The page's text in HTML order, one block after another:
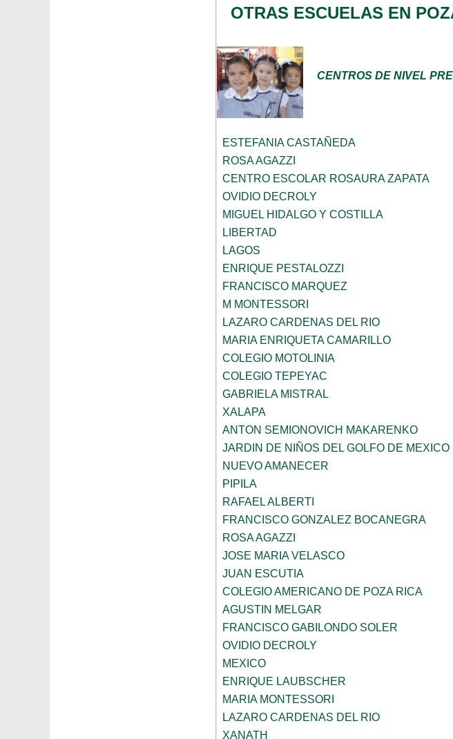
OTRAS ESCUELAS EN
CENTROS DE NIVEL
ESTEFANIA CASTAÑEDA
ROSA AGAZZI
CENTRO ESCOLAR ROSAURA ZAPATA
OVIDIO DECROLY
MIGUEL HIDALGO Y COSTILLA
LIBERTAD
LAGOS
ENRIQUE PESTALOZZI
FRANCISCO MARQUEZ
M MONTESSORI
LAZARO CARDENAS DEL RIO
MARIA ENRIQUETA CAMARILLO
COLEGIO MOTOLINIA
COLEGIO TEPEYAC
GABRIELA MISTRAL
XALAPA
ANTON SEMIONOVICH MAKARENKO
JARDIN DE NIÑOS DEL GOLFO DE
NUEVO AMANECER
PIPILA
RAFAEL ALBERTI
FRANCISCO GONZALEZ BOCANEGRA
ROSA AGAZZI
JOSE MARIA VELASCO
JUAN ESCUTIA
COLEGIO AMERICANO DE POZA RICA
AGUSTIN MELGAR
FRANCISCO GABILONDO SOLER
OVIDIO DECROLY
MEXICO
ENRIQUE LAUBSCHER
MARIA MONTESSORI
LAZARO CARDENAS DEL RIO
XANATH